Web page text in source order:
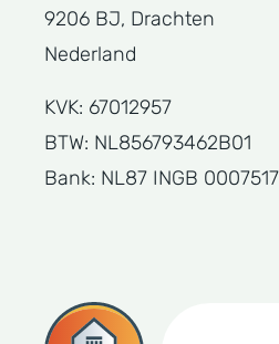
9206 BJ, Drachten
Nederland
KVK: 67012957
BTW: NL856793462B01
Bank: NL87 INGB